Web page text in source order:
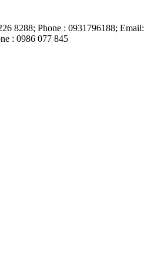
8288; Phone : 0931796188; Email:
: 0986 077 845